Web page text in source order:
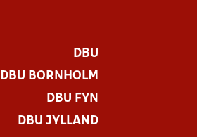
DBU
DBU BORNHOLM
DBU FYN
DBU JYLLAND